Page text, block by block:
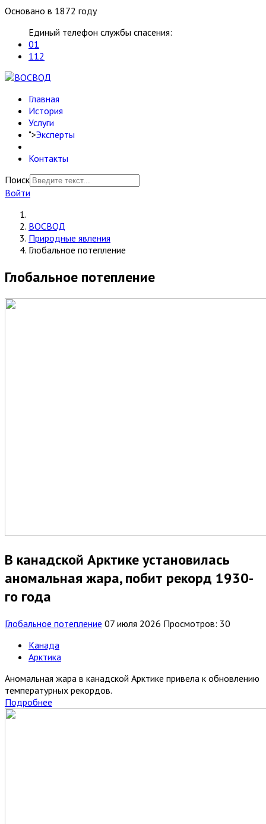
Основано в 1872 году
Единый телефон службы спасения:
01
112
Главная
История
Услуги
">Эксперты
Контакты
Поиск
Войти
ВОСВОД
Природные явления
Глобальное потепление
Глобальное потепление
В канадской Арктике установилась
аномальная жара, побит рекорд 1930-
го года
Глобальное потепление 07 июля 2026 Просмотров: 30
Канада
Арктика
Аномальная жара в канадской Арктике привела к обновлению
температурных рекордов.
Подробнее